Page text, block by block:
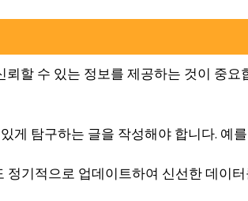
할 수 있는 정보를 제공하는 것이 중요
게 탐구하는 글을 작성해야 합니다. 예
기적으로 업데이트하여 신선한 데이